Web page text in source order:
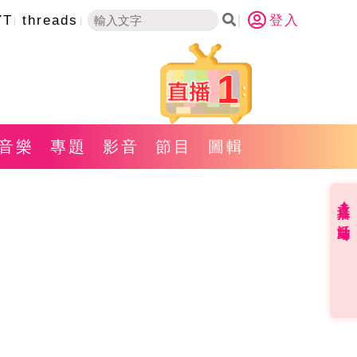
threads 登入
1
樂 專題 影音 節目 圖輯
直播✦活動